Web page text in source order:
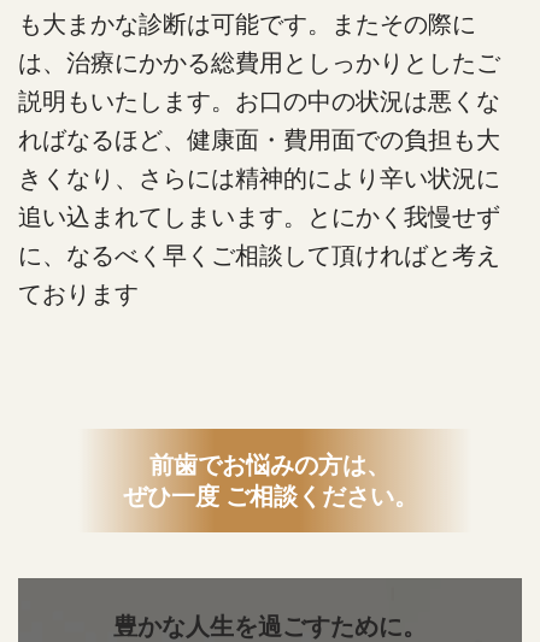
も大まかな診断は可能です。またその際に
は、治療にかかる総費用としっかりとしたご
説明もいたします。お口の中の状況は悪くな
ればなるほど、健康面・費用面での負担も大
きくなり、さらには精神的により辛い状況に
追い込まれてしまいます。とにかく我慢せず
に、なるべく早くご相談して頂ければと考え
ております
前歯でお悩みの方は、
ぜひ一度 ご相談ください。
豊かな人生を過ごすために。